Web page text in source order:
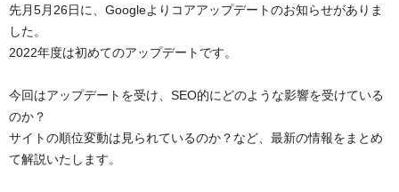
先月5月26日に、Googleよりコアアップデートのお知らせがありま
した。
2022年度は初めてのアップデートです。
今回はアップデートを受け、SEO的にどのような影響を受けている
のか？
サイトの順位変動は見られているのか？など、最新の情報をまとめ
て解説いたします。